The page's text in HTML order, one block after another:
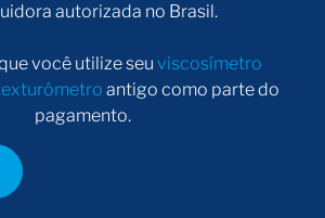
autorizada no Brasil.
você utilize seu viscosímetro
antigo como parte do
pagamento.